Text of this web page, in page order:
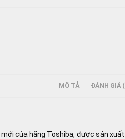
MÔ TẢ ĐÁNH GIÁ
của hãng Toshiba, được sản